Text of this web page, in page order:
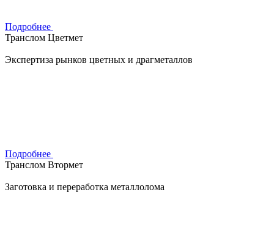
Подробнее
Транслом Цветмет
Экспертиза рынков цветных и драгметаллов
Подробнее
Транслом Втормет
Заготовка и переработка металлолома